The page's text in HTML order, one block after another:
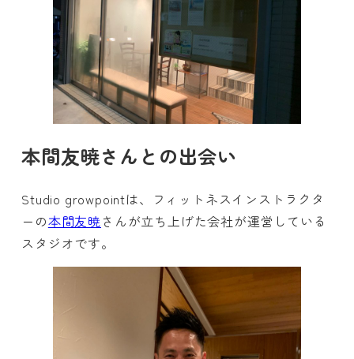
本間友暁さんとの出会い
Studio growpointは、フィットネスインストラクタ
ーの本間友暁さんが立ち上げた会社が運営している
スタジオです。